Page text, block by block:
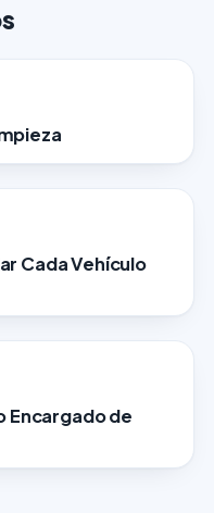
Cada Vehículo
Encargado de